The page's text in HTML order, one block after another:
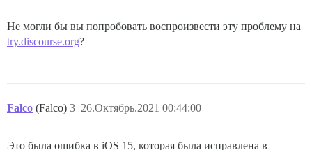
Не могли бы вы попробовать воспроизвести эту проблему на
try.discourse.org?
Falco (Falco) 26.Октябрь.2021 00:44:00
3
Это была ошибка в iOS 15, которая была исправлена в